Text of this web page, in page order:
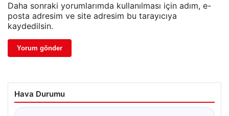
Daha sonraki yorumlarımda kullanılması için adım, e-
posta adresim ve site adresim bu tarayıcıya
kaydedilsin.
Hava Durumu